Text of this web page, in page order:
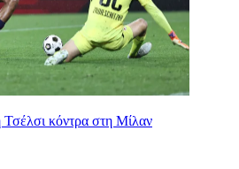
κόντρα στη Μίλαν